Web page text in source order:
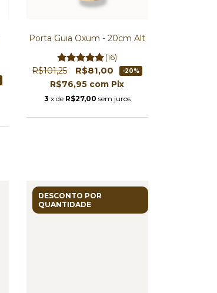
Porta Guia Oxum - 20cm Alt
(16)
R$101,25 R$81,00 -20%
R$76,95 com Pix
3 x de R$27,00 sem juros
DESCONTO POR
QUANTIDADE